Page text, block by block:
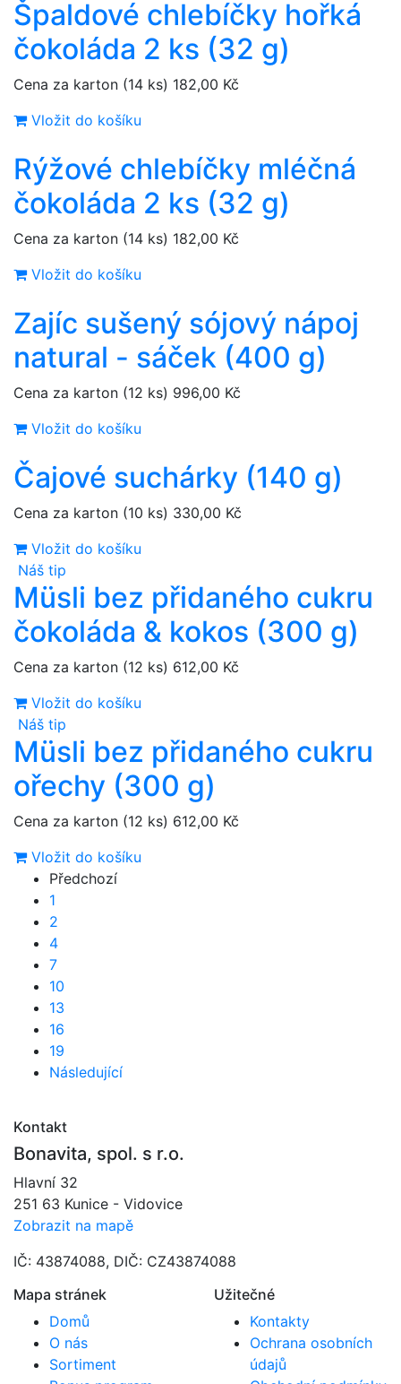
Špaldové chlebíčky hořká
čokoláda 2 ks (32 g)
Cena za karton (14 ks) 182,00 Kč
Vložit do košíku
Rýžové chlebíčky mléčná
čokoláda 2 ks (32 g)
Cena za karton (14 ks) 182,00 Kč
Vložit do košíku
Zajíc sušený sójový nápoj
natural - sáček (400 g)
Cena za karton (12 ks) 996,00 Kč
Vložit do košíku
Čajové suchárky (140 g)
Cena za karton (10 ks) 330,00 Kč
Vložit do košíku
Náš tip
Müsli bez přidaného cukru
čokoláda & kokos (300 g)
Cena za karton (12 ks) 612,00 Kč
Vložit do košíku
Náš tip
Müsli bez přidaného cukru
ořechy (300 g)
Cena za karton (12 ks) 612,00 Kč
Vložit do košíku
Předchozí
1
2
4
7
10
13
16
19
Následující
Kontakt
Bonavita, spol. s r.o.
Hlavní 32
251 63 Kunice - Vidovice
Zobrazit na mapě
IČ: 43874088, DIČ: CZ43874088
Mapa stránek
Domů
O nás
Sortiment
Užitečné
Kontakty
Ochrana osobních
údajů